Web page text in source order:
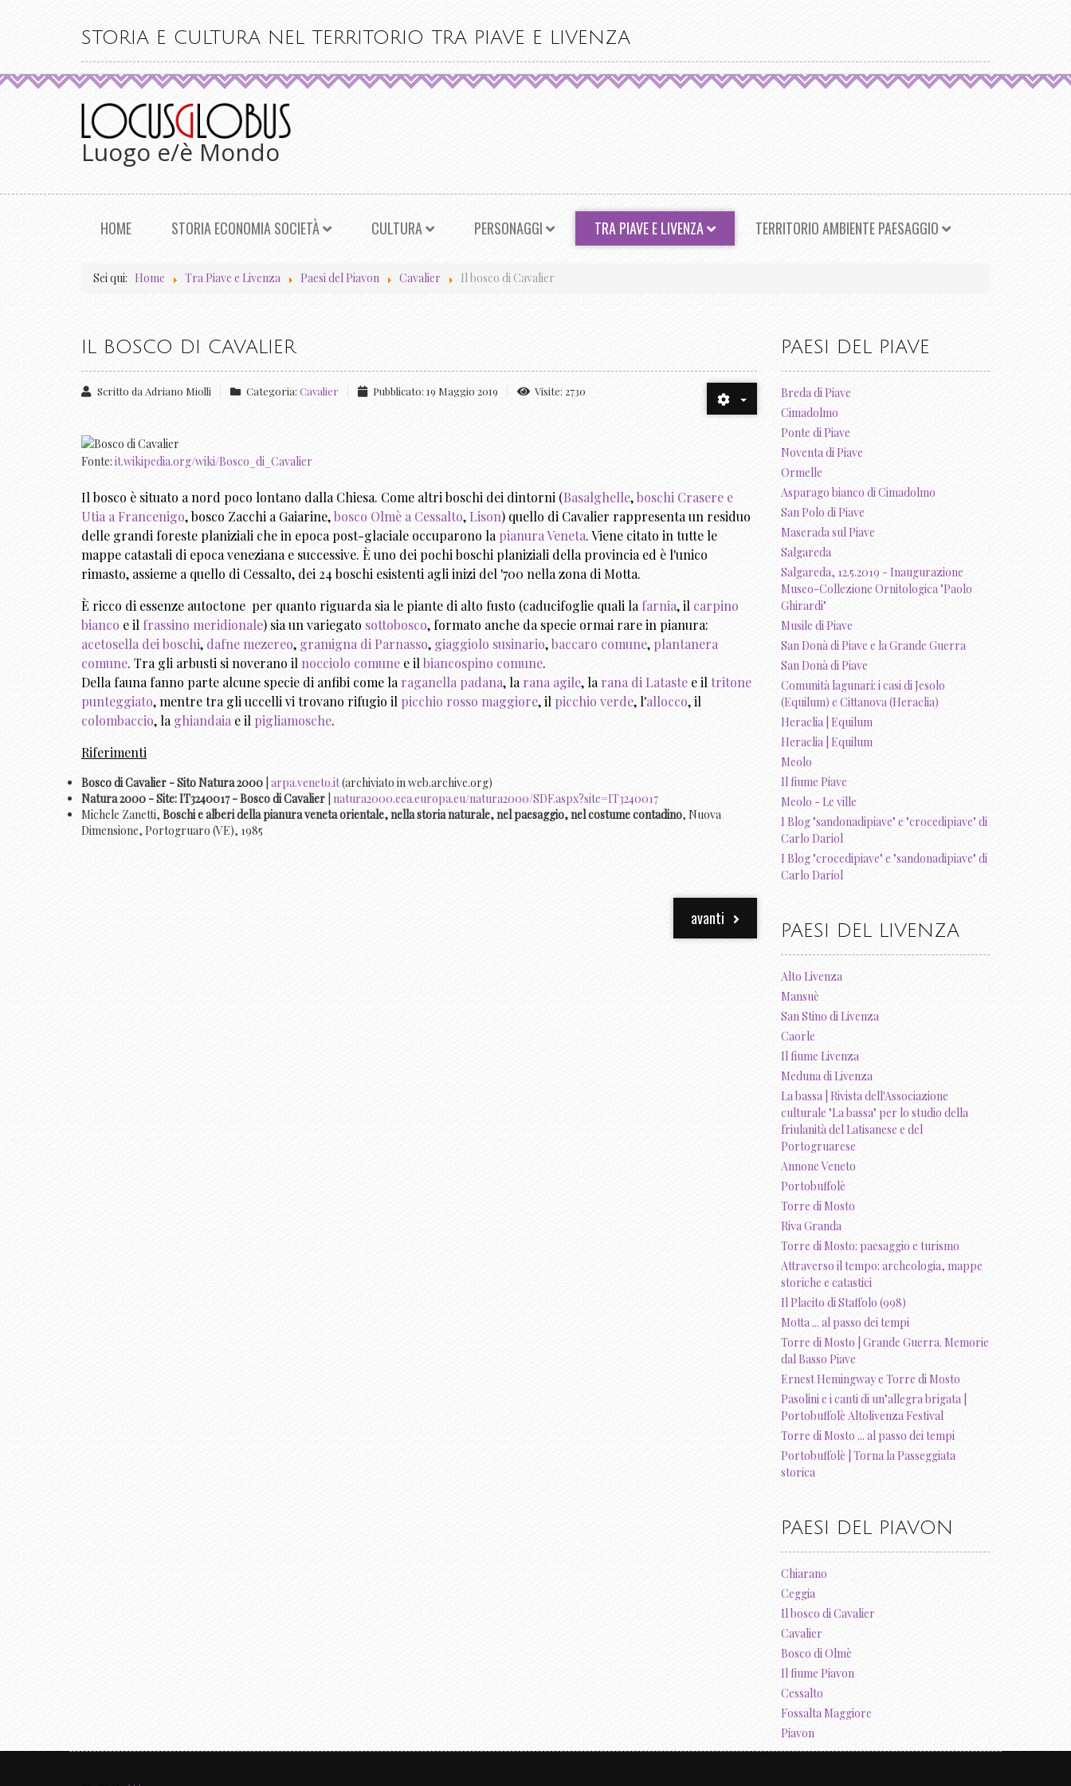
STORIA E CULTURA NEL TERRITORIO TRA PIAVE E LIVENZA
Luogo e/è Mondo
HOME STORIA ECONOMIA SOCIETÀ CULTURA PERSONAGGI TRA PIAVE E LIVENZA TERRITORIO AMBIENTE PAESAGGIO
Sei qui: Home Tra Piave e Livenza Paesi del Piavon Cavalier Il bosco di Cavalier
IL BOSCO DI CAVALIER
Scritto da Adriano Miolli Categoria:Cavalier Pubblicato: 19 Maggio 2019 Visite: 2730
Fonte: it.wikipedia.org/wiki/Bosco_di_Cavalier
Il bosco è situato a nord poco lontano dalla Chiesa. Come altri boschi dei dintorni (Basalghelle,boschi Crasere e
Utia a Francenigo, bosco Zacchi a Gaiarine,bosco Olmè a Cessalto, Lison) quello di Cavalier rappresenta un residuo
delle grandi foreste planiziali che in epoca post-glaciale occuparono la pianura Veneta. Viene citato in tutte le
mappe catastali di epoca veneziana e successive. È uno dei pochi boschi planiziali della provincia ed è l'unico
rimasto, assieme a quello di Cessalto, dei 24 boschi esistenti agli inizi del '700 nella zona di Motta.
È ricco di essenze autoctone per quanto riguarda sia le piante di alto fusto (caducifoglie quali la farnia, il carpino
bianco e il frassino meridionale) sia un variegato sottobosco, formato anche da specie ormai rare in pianura:
acetosella dei boschi, dafne mezereo, gramigna di Parnasso, giaggiolo susinario,baccaro comune, plantanera
comune. Tra gli arbusti si noverano il nocciolo comune e il biancospino comune.
Della fauna fanno parte alcune specie di anfibi come la raganella padana, la rana agile, la rana di Lataste e il tritone
punteggiato, mentre tra gli uccelli vi trovano rifugio il picchio rosso maggiore, il picchio verde, l'allocco, il
colombaccio, la ghiandaia e il pigliamosche.
Riferimenti
Bosco di Cavalier - Sito Natura 2000 arpa.veneto.it(archiviato in web.archive.org)
Natura 2000 - Site: IT3240017 - Bosco di Cavalier natura2000.eea.europa.eu/natura2000/SDF.aspx?site=IT3240017
Michele Zanetti, Boschi e alberi della pianura veneta orientale, nella storia naturale, nel paesaggio, nel costume contadino, Nuova
Dimensione, Portogruaro (VE), 1985
avanti
PAESI DEL PIAVE
Breda di Piave
Cimadolmo
Ponte di Piave
Noventa di Piave
Ormelle
Asparago bianco di Cimadolmo
San Polo di Piave
Maserada sul Piave
Salgareda
Salgareda, 12.5.2019 - Inaugurazione
Museo-Collezione Ornitologica "Paolo
Ghirardi"
Musile di Piave
San Donà di Piave e la Grande Guerra
San Donà di Piave
Comunità lagunari: i casi di Jesolo
(Equilum) e Cittanova (Heraclia)
Heraclia | Equilum
Heraclia | Equilum
Meolo
Il fiume Piave
Meolo - Le ville
I Blog "sandonadipiave" e "crocedipiave" di
Carlo Dariol
I Blog "crocedipiave" e "sandonadipiave" di
Carlo Dariol
PAESI DEL LIVENZA
Alto Livenza
Mansuè
San Stino di Livenza
Caorle
Il fiume Livenza
Meduna di Livenza
La bassa | Rivista dell'Associazione
culturale "La bassa" per lo studio della
friulanità del Latisanese e del
Portogruarese
Annone Veneto
Portobuffolè
Torre di Mosto
Riva Granda
Torre di Mosto: paesaggio e turismo
Attraverso il tempo: archeologia, mappe
storiche e catastici
Il Placito di Staffolo (998)
Motta ... al passo dei tempi
Torre di Mosto | Grande Guerra. Memorie
dal Basso Piave
Ernest Hemingway e Torre di Mosto
Pasolini e i canti di un’allegra brigata |
Portobuffolè Altolivenza Festival
Torre di Mosto ... al passo dei tempi
Portobuffolè | Torna la Passeggiata
storica
PAESI DEL PIAVON
Chiarano
Ceggia
Il bosco di Cavalier
Cavalier
Bosco di Olmè
Il fiume Piavon
Cessalto
Fossalta Maggiore
Piavon